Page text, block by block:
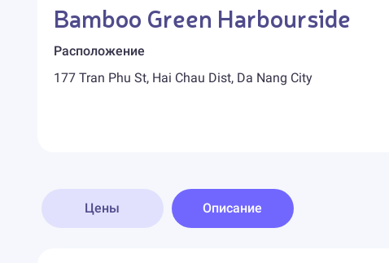
Bamboo Green Harbourside
Расположение
177 Tran Phu St, Hai Chau Dist, Da Nang City
Цены Описание